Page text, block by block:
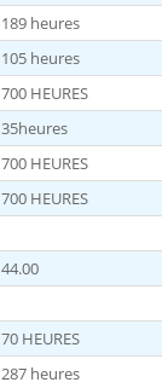
189 heures
105 heures
700 HEURES
35heures
700 HEURES
700 HEURES
44.00
70 HEURES
287 heures